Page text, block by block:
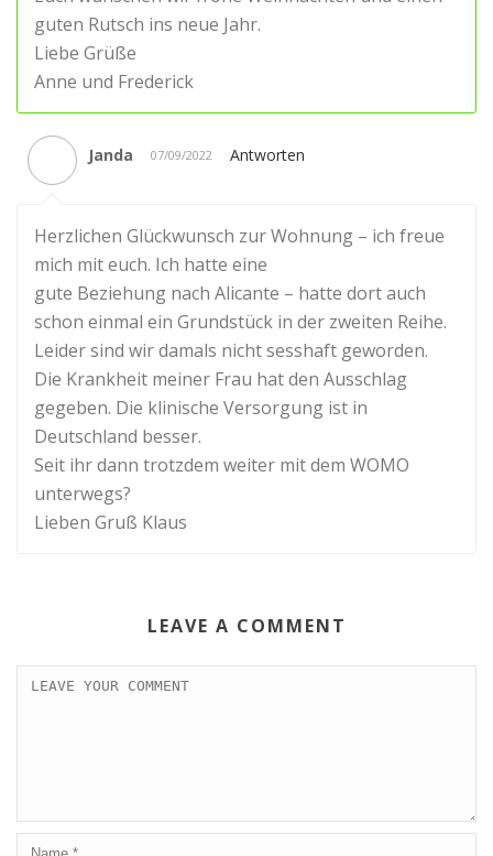
guten Rutsch ins neue Jahr.
Liebe Grüße
Anne und Frederick
Janda 07/09/2022 Antworten
Herzlichen Glückwunsch zur Wohnung – ich freue
mich mit euch. Ich hatte eine
gute Beziehung nach Alicante – hatte dort auch
schon einmal ein Grundstück in der zweiten Reihe.
Leider sind wir damals nicht sesshaft geworden.
Die Krankheit meiner Frau hat den Ausschlag
gegeben. Die klinische Versorgung ist in
Deutschland besser.
Seit ihr dann trotzdem weiter mit dem WOMO
unterwegs?
Lieben Gruß Klaus
LEAVE A COMMENT